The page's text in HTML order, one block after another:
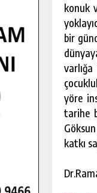
konuk
bir
yöre
tarihe
katkı